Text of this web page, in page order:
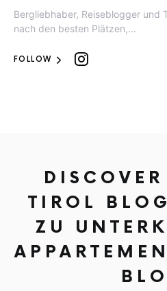
Bergliebhaber, Reiseblogger und
nach den besten Plätzen,…
FOLLOW
TIROL
ZU